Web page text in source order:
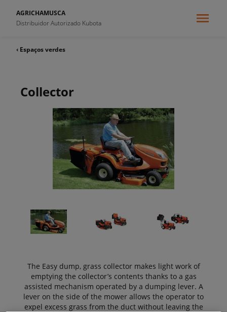
AGRICHAMUSCA
Distribuidor Autorizado Kubota
‹ Espaços verdes
Collector
The Easy dump, grass collector makes light work of
emptying the collector’s contents thanks to a gas
assisted mechanism operated by a dumping lever. A
lever on the side of the mower allows the operator to
expel excess grass from the duct without leaving the